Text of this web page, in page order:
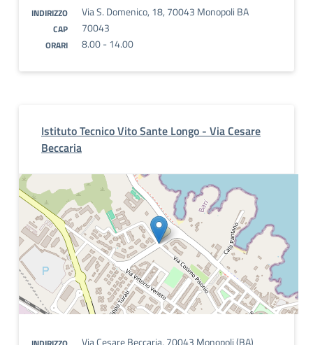
INDIRIZZO Via S. Domenico, 18, 70043 Monopoli BA
CAP 70043
ORARI 8.00 - 14.00
Istituto Tecnico Vito Sante Longo - Via Cesare
Beccaria
Via Cesare Beccaria, 70043 Monopoli (BA)